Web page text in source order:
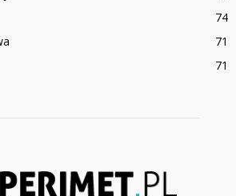
74
71
71